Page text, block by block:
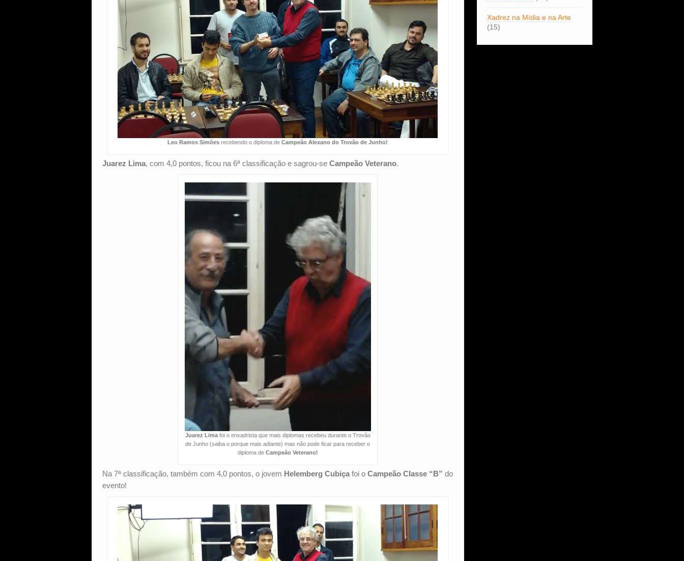
Leo Ramos Simões recebendo o diploma deCampeão Alexano do Trovão de Junho!
Juarez Lima, com 4,0 pontos, ficou na 6ª classificação e sagrou-se Campeão Veterano.
Juarez Limafoi o enxadrista que mais diplomas recebeu durante o Trovão
de Junho (saiba o porque mais adiante) mas não pode ficar para receber o
diploma de Campeão Veterano!
Na 7ª classificação, também com 4,0 pontos, o jovem Helemberg Cubiça foi o Campeão Classe “B” do
evento!
Xadrez na Mídia e na Arte
(15)